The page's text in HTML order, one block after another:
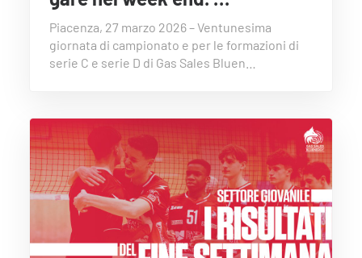
Piacenza, 27 marzo 2026 – Ventunesima
giornata di campionato e per le formazioni di
serie C e serie D di Gas Sales Bluen…